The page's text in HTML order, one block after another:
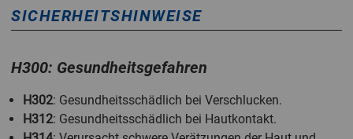
SICHERHEITSHINWEISE
H300: Gesundheitsgefahren
H302: Gesundheitsschädlich bei Verschlucken.
H312: Gesundheitsschädlich bei Hautkontakt.